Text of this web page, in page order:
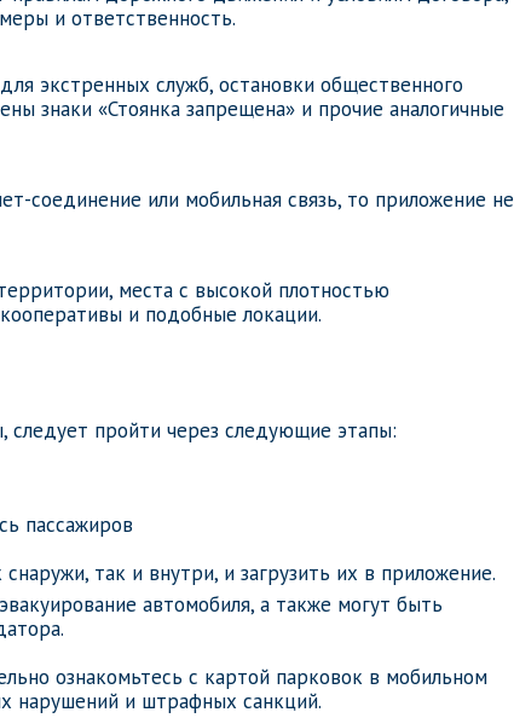
и ответственность.
экстренных служб, остановки общественного
знаки «Стоянка запрещена» и прочие аналогичные
соединение или мобильная связь, то приложение не
места с высокой плотностью
и подобные локации.
пройти через следующие этапы:
пассажиров
так и внутри, и загрузить их в приложение.
автомобиля, а также могут быть
ознакомьтесь с картой парковок в мобильном
нарушений и штрафных санкций.